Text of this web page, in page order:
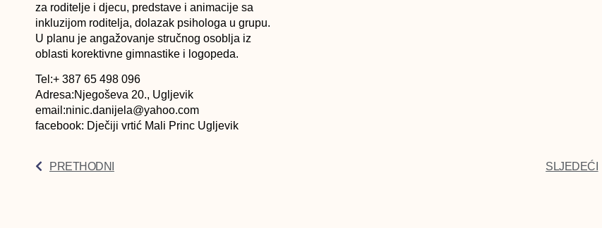
za roditelje i djecu, predstave i animacije sa
inkluzijom roditelja, dolazak psihologa u grupu.
U planu je angažovanje stručnog osoblja iz
oblasti korektivne gimnastike i logopeda.
Tel:+ 387 65 498 096
Adresa:Njegoševa 20., Ugljevik
email:ninic.danijela@yahoo.com
facebook: Dječiji vrtić Mali Princ Ugljevik
PRETHODNI SLJEDEĆI